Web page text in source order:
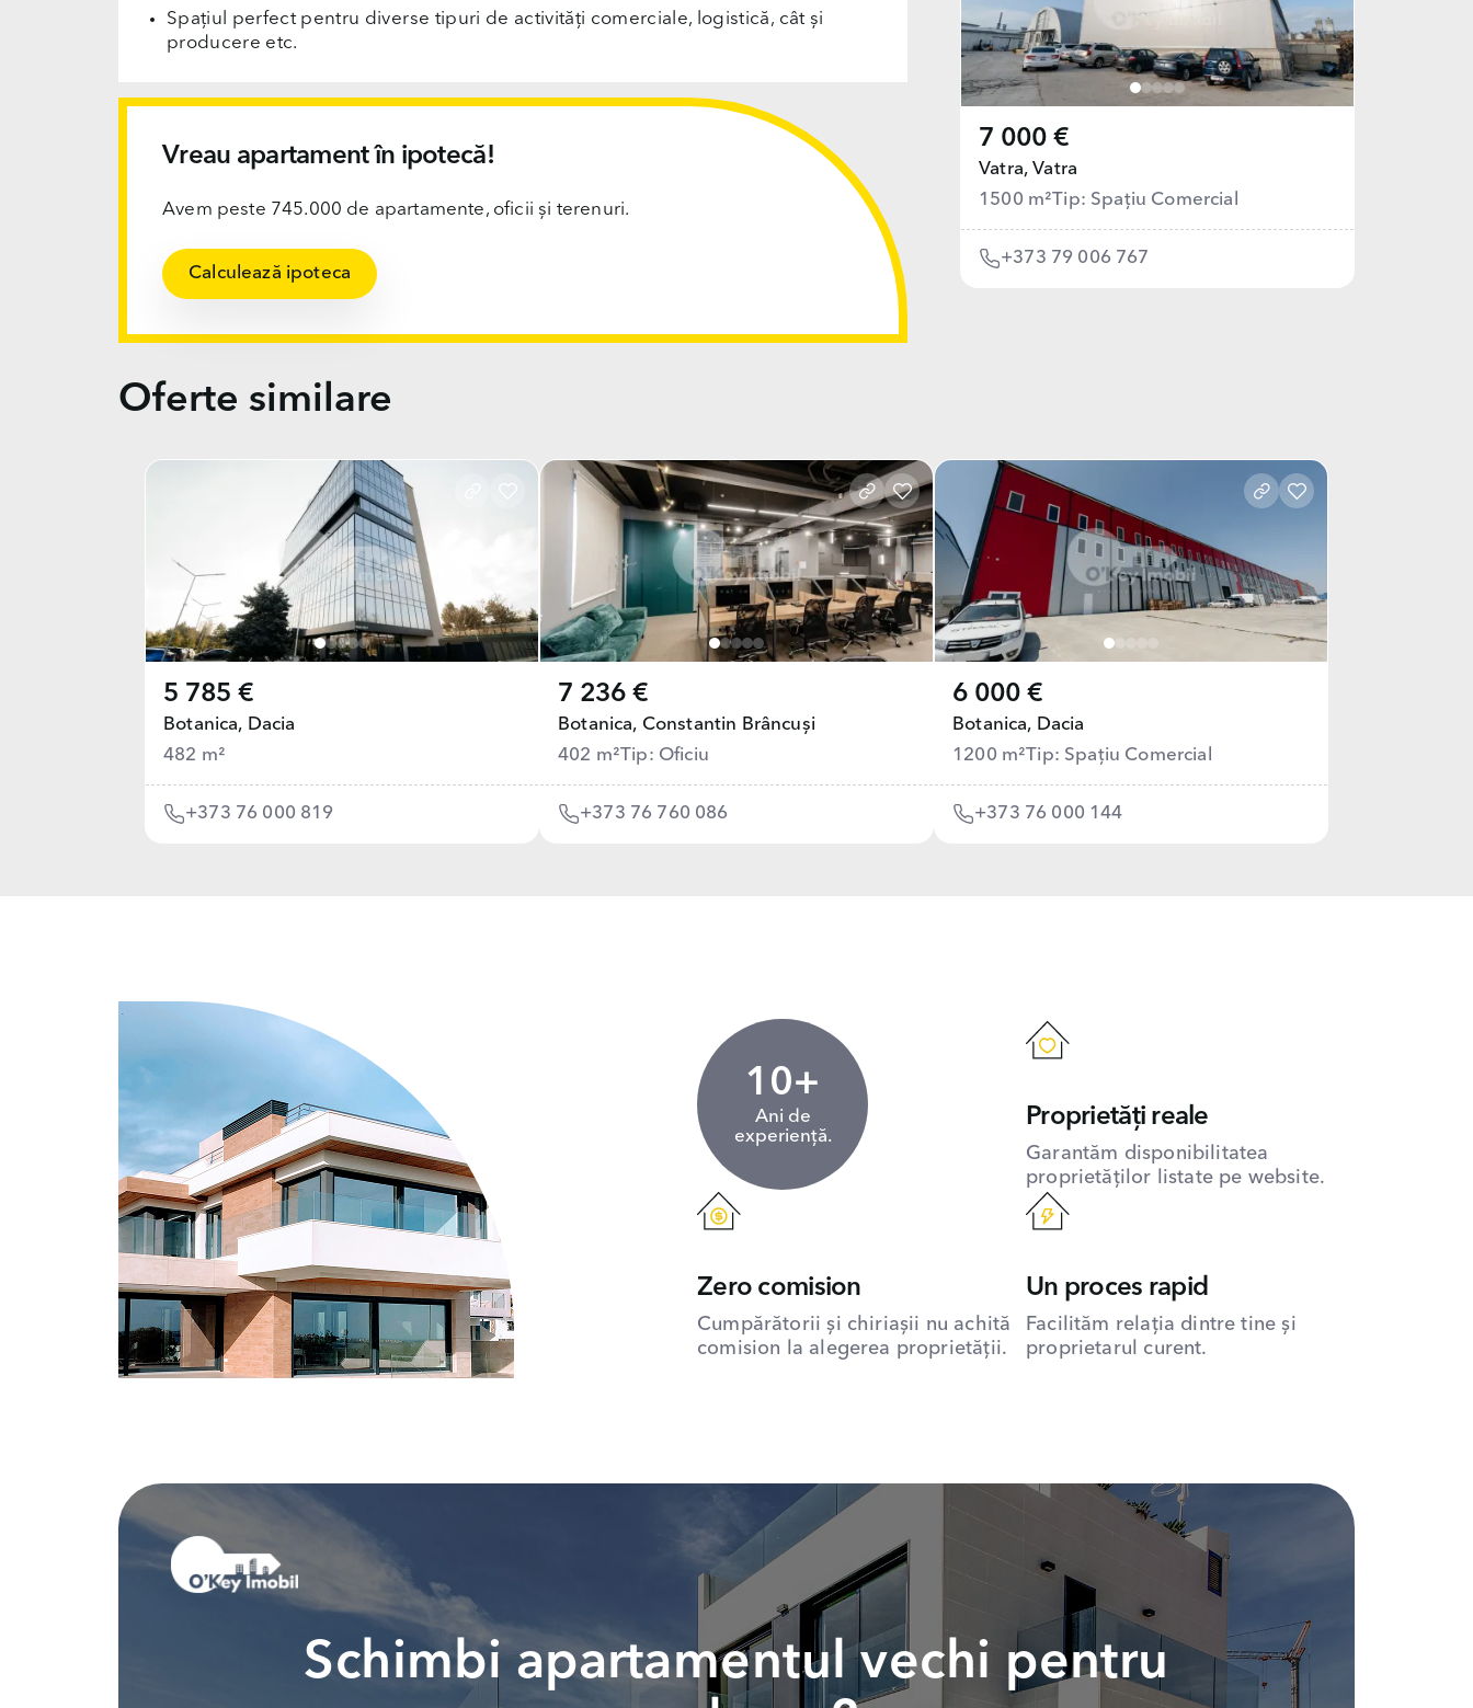
Spațiul perfect pentru diverse tipuri de activități comerciale, logistică, cât și
producere etc.
Vreau apartament în ipotecă!
Avem peste 745.000 de apartamente, oficii și terenuri.
Calculează ipoteca
7 000 €
Vatra, Vatra
1500 m²Tip: Spațiu Comercial
+373 79 006 767
Oferte similare
5 785 €
Botanica, Dacia
482 m²
+373 76 000 819
7 236 €
Botanica, Constantin Brâncuși
402 m²Tip: Oficiu
+373 76 760 086
6 000 €
Botanica, Dacia
1200 m²Tip: Spațiu Comercial
+373 76 000 144
10+
Ani de
experiență.
Proprietăți reale
Garantăm disponibilitatea
proprietăților listate pe website.
Zero comision
Cumpărătorii și chiriașii nu achită
comision la alegerea proprietății.
Un proces rapid
Facilităm relația dintre tine și
proprietarul curent.
Schimbi apartamentul vechi pentru